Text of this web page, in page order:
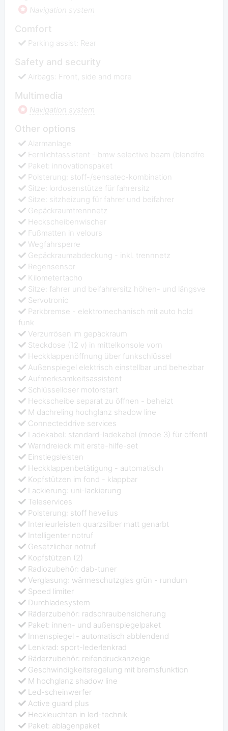
Navigation system
Comfort
Parking assist: Rear
Safety and security
Airbags: Front, side and more
Multimedia
Navigation system
Other options
Alarmanlage
Fernlichtassistent - bmw selective beam (blendfre
Paket: innovationspaket
Polsterung: stoff-/sensatec-kombination
Sitze: lordosenstütze für fahrersitz
Sitze: sitzheizung für fahrer und beifahrer
Gepäckraumtrennnetz
Heckscheibenwischer
Fußmatten in velours
Wegfahrsperre
Gepäckraumabdeckung - inkl. trennnetz
Regensensor
Kilometertacho
Sitze: fahrer und beifahrersitz höhen- und längsve
Servotronic
Parkbremse - elektromechanisch mit auto hold
funk
Verzurrösen im gepäckraum
Steckdose (12 v) in mittelkonsole vorn
Heckklappenöffnung über funkschlüssel
Außenspiegel elektrisch einstellbar und beheizbar
Aufmerksamkeitsassistent
Schlüsselloser motorstart
Heckscheibe separat zu öffnen - beheizt
M dachreling hochglanz shadow line
Connecteddrive services
Ladekabel: standard-ladekabel (mode 3) für öffentl
Warndreieck mit erste-hilfe-set
Einstiegsleisten
Heckklappenbetätigung - automatisch
Kopfstützen im fond - klappbar
Lackierung: uni-lackierung
Teleservices
Polsterung: stoff hevelius
Interieurleisten quarzsilber matt genarbt
Intelligenter notruf
Gesetzlicher notruf
Kopfstützen (2)
Radiozubehör: dab-tuner
Verglasung: wärmeschutzglas grün - rundum
Speed limiter
Durchladesystem
Räderzubehör: radschraubensicherung
Paket: innen- und außenspiegelpaket
Innenspiegel - automatisch abblendend
Lenkrad: sport-lederlenkrad
Räderzubehör: reifendruckanzeige
Geschwindigkeitsregelung mit bremsfunktion
M hochglanz shadow line
Led-scheinwerfer
Active guard plus
Heckleuchten in led-technik
Paket: ablagenpaket